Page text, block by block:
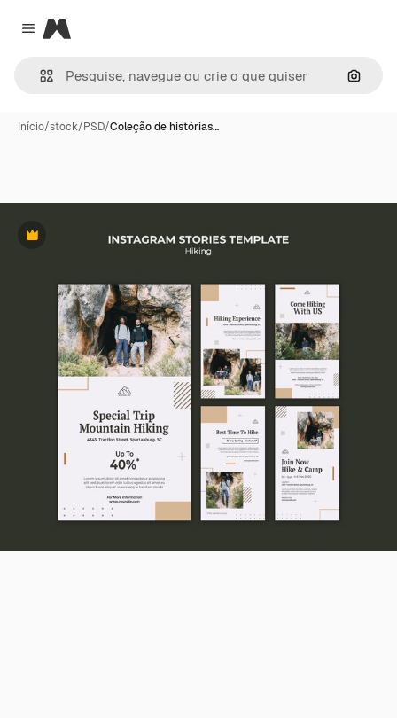
Close menu
Magnific
Início/stock/PSD/Coleção de histórias…
Premium